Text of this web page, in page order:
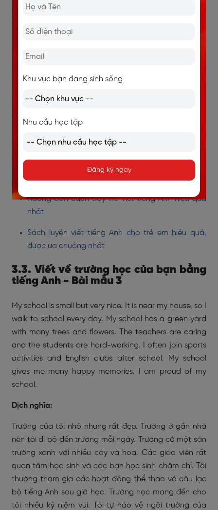
favorite place in the school is the library because I
enjoy reading books there. Every day, I go to school by
bike and I feel very happy when studying at my school.
Dịch nghĩa:
Tôi học tại trường THCS Lê Lợi. Trường của tôi hiện đại
và sạch sẽ. Trường có bốn tầng và nhiều phòng học.
Ngoài ra còn có phòng máy tính và phòng âm nhạc.
Các bạn cùng lớp của tôi thân thiện và hay giúp đỡ
người khác. Nơi yêu thích của tôi ở trường là thư viện vì
tôi thích đọc sách ở đó. Mỗi ngày, tôi đi học bằng xe
đạp và cảm thấy rất vui khi học tại trường của mình.
>> Xem thêm:
Hướng dẫn cách dạy trẻ viết tiếng Anh hiệu quả
nhất
Sách luyện viết tiếng Anh cho trẻ em hiệu quả,
được ưa chuộng nhất
3.3. Viết về trường học của bạn bằng
tiếng Anh - Bài mẫu 3
My school is small but very nice. It is near my house, so I
walk to school every day. My school has a green yard
with many trees and flowers. The teachers are caring
and the students are hard-working. I often join sports
activities and English clubs after school. My school
gives me many happy memories. I am proud of my
school.
Dịch nghĩa:
Trường của tôi nhỏ nhưng rất đẹp. Trường ở gần nhà
nên tôi đi bộ đến trường mỗi ngày. Trường có một sân
trường xanh với nhiều cây và hoa. Các giáo viên rất
quan tâm học sinh và các bạn học sinh chăm chỉ. Tôi
thường tham gia các hoạt động thể thao và câu lạc
bộ tiếng Anh sau giờ học. Trường học mang đến cho
tôi nhiều kỷ niệm vui. Tôi tự hào về ngôi trường của
Khu vực bạn đang sinh sống
Nhu cầu học tập
Đăng ký ngay